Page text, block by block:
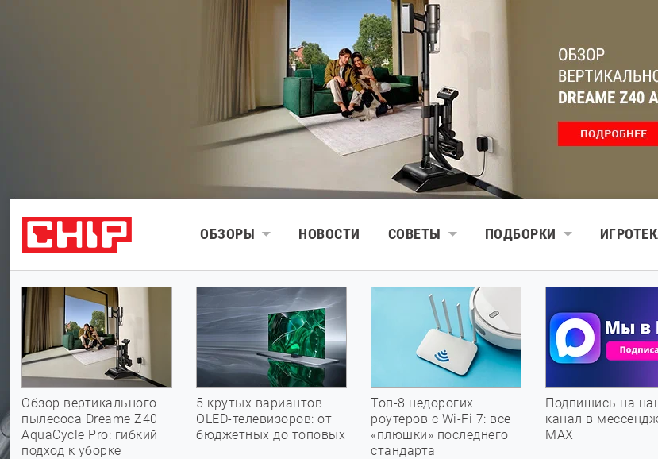
ОБЗОРЫ НОВОСТИ СОВЕТЫ ПОДБОРКИ
Обзор вертикального
пылесоса Dreame Z40
AquaCycle Pro: гибкий
подход к уборке
5 крутых вариантов
OLED-телевизоров: от
бюджетных до топовых
Топ-8 недорогих
роутеров с Wi-Fi 7: все
«плюшки» последнего
стандарта
Подпишись на
канал в
МАХ